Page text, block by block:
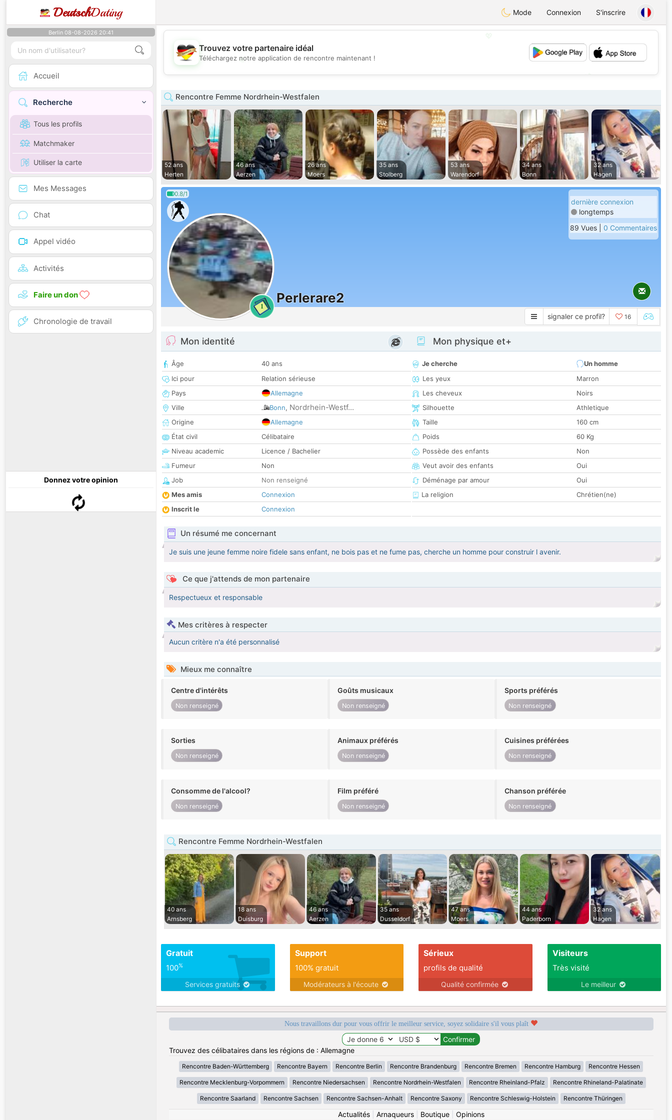
DeutschDating Mode Connexion S'inscrire
Berlin 08-08-2026 20:41
Accueil
Recherche
Tous les profils
Matchmaker
Utiliser la carte
Mes Messages
Chat
Appel vidéo
Activités
Faire un don
Chronologie de travail
Donnez votre opinion
💕
Trouvez votre partenaire idéal
Téléchargez notre application de rencontre maintenant !
Rencontre Femme Nordrhein-Westfalen
52 ans
Herten
46 ans
Aerzen
26 ans
Moers
35 ans
Stolberg
53 ans
Warendorf
34 ans
Bonn
32 ans
Hagen
0.8/1
1
Perlerare2
dernière connexion
longtemps
89 Vues | 0 Commentaires
signaler ce profil? 16
Mon identité
Âge
40 ans
Ici pour
Relation sérieuse
Pays
Allemagne
Ville
Bonn, Nordrhein-Westf...
Origine
Allemagne
État civil
Célibataire
Niveau academic
Licence / Bachelier
Fumeur
Non
Job
Non renseigné
Mes amis
Connexion
Inscrit le
Connexion
Mon physique et+
Je cherche
Un homme
Les yeux
Marron
Les cheveux
Noirs
Silhouette
Athletique
Taille
160 cm
Poids
60 Kg
Possède des enfants
Non
Veut avoir des enfants
Oui
Déménage par amour
Oui
La religion
Chrétien(ne)
Un résumé me concernant
Je suis une jeune femme noire fidele sans enfant, ne bois pas et ne fume pas, cherche un homme pour construir l avenir.
Ce que j'attends de mon partenaire
Respectueux et responsable
Mes critères à respecter
Aucun critère n'a été personnalisé
Mieux me connaître
Centre d'intérêts
Non renseigné
Goûts musicaux
Non renseigné
Sports préférés
Non renseigné
Sorties
Non renseigné
Animaux préférés
Non renseigné
Cuisines préférées
Non renseigné
Consomme de l'alcool?
Non renseigné
Film préféré
Non renseigné
Chanson préférée
Non renseigné
Rencontre Femme Nordrhein-Westfalen
40 ans
Arnsberg
18 ans
Duisburg
46 ans
Aerzen
35 ans
Dusseldorf
47 ans
Moers
44 ans
Paderborn
32 ans
Hagen
Gratuit
100%
Services gratuits
Support
100% gratuit
Modérateurs à l'écoute
Sérieux
profils de qualité
Qualité confirmée
Visiteurs
Très visité
Le meilleur
Nous travaillons dur pour vous offrir le meilleur service, soyez solidaire s'il vous plaît
Trouvez des célibataires dans les régions de : Allemagne
Rencontre Baden-Württemberg Rencontre Bayern Rencontre Berlin Rencontre Brandenburg Rencontre Bremen Rencontre Hamburg Rencontre Hessen
Rencontre Mecklenburg-Vorpommern Rencontre Niedersachsen Rencontre Nordrhein-Westfalen Rencontre Rheinland-Pfalz Rencontre Rhineland-Palatinate
Rencontre Saarland Rencontre Sachsen Rencontre Sachsen-Anhalt Rencontre Saxony Rencontre Schleswig-Holstein Rencontre Thüringen
Actualités| Arnaqueurs| Boutique| Opinions